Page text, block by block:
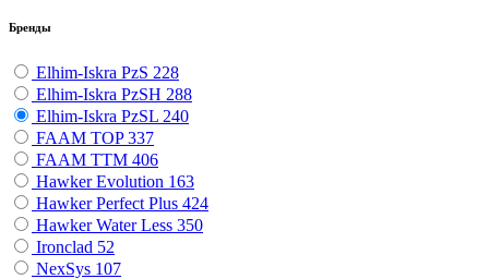
Бренды
Elhim-Iskra PzS 228
Elhim-Iskra PzSH 288
Elhim-Iskra PzSL 240
FAAM TOP337
FAAM TTM 406
Hawker Evolution 163
Hawker Perfect Plus 424
Hawker Water Less 350
Ironclad 52
NexSys 107